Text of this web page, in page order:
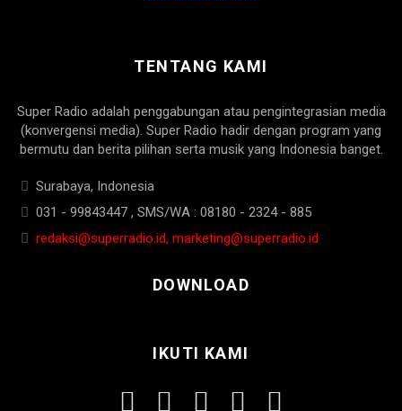
TENTANG KAMI
Super Radio adalah penggabungan atau pengintegrasian media
(konvergensi media). Super Radio hadir dengan program yang
bermutu dan berita pilihan serta musik yang Indonesia banget.
Surabaya, Indonesia
031 - 99843447 , SMS/WA : 08180 - 2324 - 885
redaksi@superradio.id, marketing@superradio.id
DOWNLOAD
IKUTI KAMI